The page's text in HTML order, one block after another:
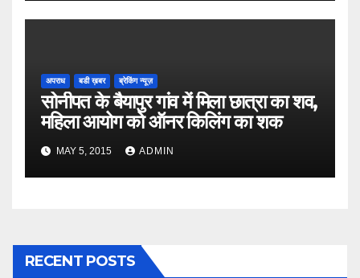
अपराध बडी ख़बर ब्रेकिंग न्यूज़
सोनीपत के बैयापुर गांव में मिला छात्रा का शव,
महिला आयोग को ऑनर किलिंग का शक
MAY 5, 2015 ADMIN
RECENT POSTS